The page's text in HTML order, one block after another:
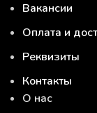
Вакансии
Оплата и
Реквизиты
Контакты
О нас